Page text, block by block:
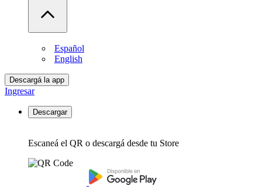
Español
English
Descargá la app
Ingresar
Descargar
Escaneá el QR o descargá desde tu Store